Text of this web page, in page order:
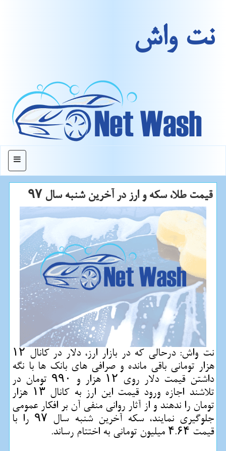
نت واش
منو
قیمت طلا، سكه و ارز در آخرین شنبه سال ۹۷
نت واش: درحالی كه در بازار ارز، دلار در كانال ۱۲
هزار تومانی باقی مانده و صرافی های بانك ها با نگه
داشتن قیمت دلار روی ۱۲ هزار و ۹۹۰ تومان در
تلاشند اجازه ورود قیمت این ارز به كانال ۱۳ هزار
تومان را ندهند و از آثار روانی منفی آن بر افكار عمومی
جلوگیری نمایند، سكه آخرین شنبه سال ۹۷ را با
قیمت ۴.۶۴ میلیون تومانی به اختتام رساند.